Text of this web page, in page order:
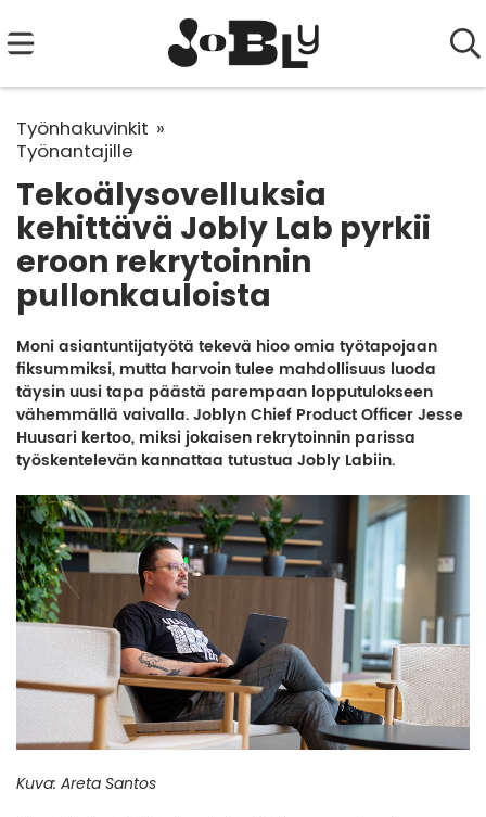
Työnhakuvinkit
Työnantajille
Tekoälysovelluksia
kehittävä Jobly Lab pyrkii
eroon rekrytoinnin
pullonkauloista
Moni asiantuntijatyötä tekevä hioo omia työtapojaan
fiksummiksi, mutta harvoin tulee mahdollisuus luoda
täysin uusi tapa päästä parempaan lopputulokseen
vähemmällä vaivalla. Joblyn Chief Product Officer Jesse
Huusari kertoo, miksi jokaisen rekrytoinnin parissa
työskentelevän kannattaa tutustua Jobly Labiin.
Kuva: Areta Santos